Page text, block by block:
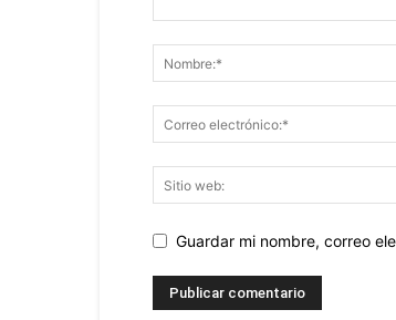
Guardar mi nombre, correo